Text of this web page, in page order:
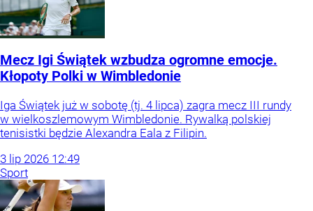
Mecz Igi Świątek wzbudza ogromne emocje.
Kłopoty Polki w Wimbledonie
Iga Świątek już w sobotę (tj. 4 lipca) zagra mecz III rundy
w wielkoszlemowym Wimbledonie. Rywalką polskiej
tenisistki będzie Alexandra Eala z Filipin.
3 lip 2026 12:49
Sport